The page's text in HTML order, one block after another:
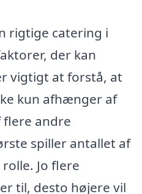
rigtige catering i
der kan
vigtigt at forstå, at
kun afhænger af
flere andre
spiller antallet af
Jo flere
til, desto højere vil